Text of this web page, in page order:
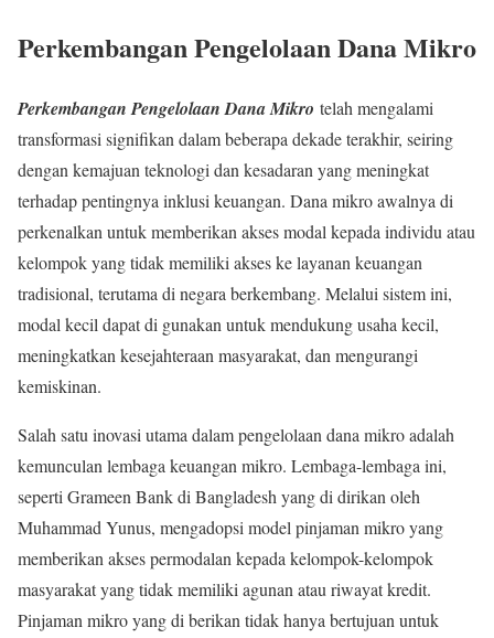
Perkembangan Pengelolaan Dana Mikro
Perkembangan Pengelolaan Dana Mikro telah mengalami
transformasi signifikan dalam beberapa dekade terakhir, seiring
dengan kemajuan teknologi dan kesadaran yang meningkat
terhadap pentingnya inklusi keuangan. Dana mikro awalnya di
perkenalkan untuk memberikan akses modal kepada individu atau
kelompok yang tidak memiliki akses ke layanan keuangan
tradisional, terutama di negara berkembang. Melalui sistem ini,
modal kecil dapat di gunakan untuk mendukung usaha kecil,
meningkatkan kesejahteraan masyarakat, dan mengurangi
kemiskinan.
Salah satu inovasi utama dalam pengelolaan dana mikro adalah
kemunculan lembaga keuangan mikro. Lembaga-lembaga ini,
seperti Grameen Bank di Bangladesh yang di dirikan oleh
Muhammad Yunus, mengadopsi model pinjaman mikro yang
memberikan akses permodalan kepada kelompok-kelompok
masyarakat yang tidak memiliki agunan atau riwayat kredit.
Pinjaman mikro yang di berikan tidak hanya bertujuan untuk